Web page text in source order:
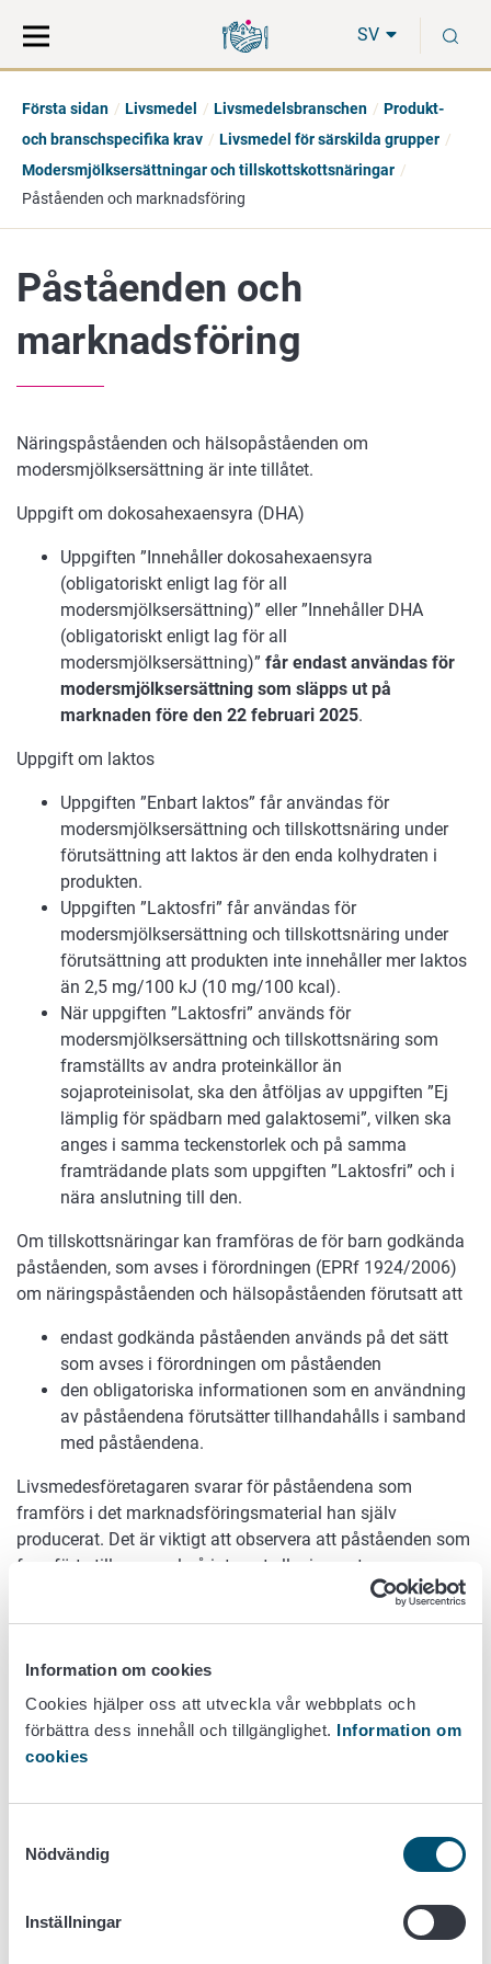
Information om cookies
Cookies hjälper oss att utveckla vår webbplats och
förbättra dess innehåll och tillgänglighet. Information om
cookies
Nödvändig
Inställningar
direkt
till
på
hela
SV
Första sidan Livsmedel Livsmedelsbranschen
Produkt-
och branschspecifika krav
Livsmedel för särskilda grupper
Modersmjölksersättningar och tillskottskottsnäringar
Påståenden och marknadsföring
Påståenden och
marknadsföring
Näringspåståenden och hälsopåståenden om
modersmjölksersättning är inte tillåtet.
Uppgift om dokosahexaensyra (DHA)
Uppgiften ”Innehåller dokosahexaensyra
(obligatoriskt enligt lag för all
modersmjölksersättning)” eller ”Innehåller DHA
(obligatoriskt enligt lag för all
modersmjölksersättning)” får endast användas för
modersmjölksersättning som släpps ut på
marknaden före den 22 februari 2025.
Uppgift om laktos
Uppgiften ”Enbart laktos” får användas för
modersmjölksersättning och tillskottsnäring under
förutsättning att laktos är den enda kolhydraten i
produkten.
Uppgiften ”Laktosfri” får användas för
modersmjölksersättning och tillskottsnäring under
förutsättning att produkten inte innehåller mer laktos
än 2,5 mg/100 kJ (10 mg/100 kcal).
När uppgiften ”Laktosfri” används för
modersmjölksersättning och tillskottsnäring som
framställts av andra proteinkällor än
sojaproteinisolat, ska den åtföljas av uppgiften ”Ej
lämplig för spädbarn med galaktosemi”, vilken ska
anges i samma teckenstorlek och på samma
framträdande plats som uppgiften ”Laktosfri” och i
nära anslutning till den.
Om tillskottsnäringar kan framföras de för barn godkända
påståenden, som avses i förordningen (EPRf 1924/2006)
om näringspåståenden och hälsopåståenden förutsatt att
endast godkända påståenden används på det sätt
som avses i förordningen om påståenden
den obligatoriska informationen som en användning
av påståendena förutsätter tillhandahålls i samband
med påståendena.
Livsmedesföretagaren svarar för påståendena som
framförs i det marknadsföringsmaterial han själv
producerat. Det är viktigt att observera att påståenden som
framförts till exempel på internet eller i annat
marknadsföringsmaterial inte får strida mot den
information som tillhandahållits i märkningarna på
Reklam för modersmjölksersättning ska inskränkas till
publikationer som är särskilt inriktade på spädbarnsvård
reklam i till exempel vanliga tidningar eller tidskrifter eller
televisionen. Tillhandahållande av annan information än
modersmjölksersättningen och sådan är tillåten enbart i
publikationer som avsedda för fackmän inom hälsovården.